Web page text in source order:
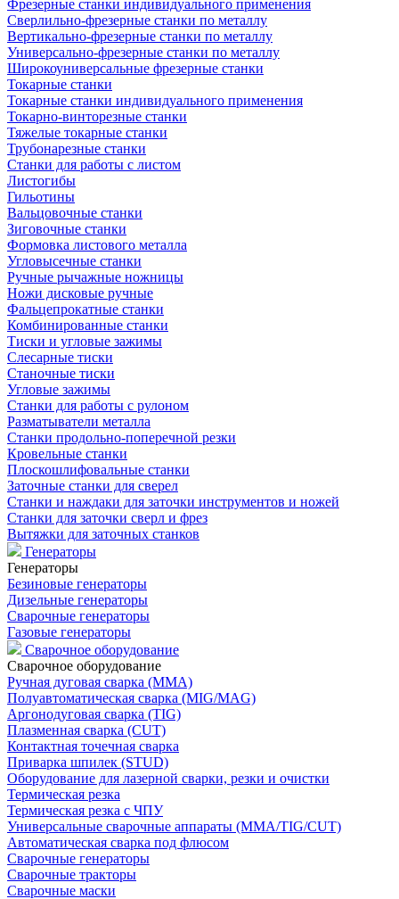
Фрезерные станки индивидуального применения
Сверлильно-фрезерные станки по металлу
Вертикально-фрезерные станки по металлу
Универсально-фрезерные станки по металлу
Широкоуниверсальные фрезерные станки
Токарные станки
Токарные станки индивидуального применения
Токарно-винторезные станки
Тяжелые токарные станки
Трубонарезные станки
Станки для работы с листом
Листогибы
Гильотины
Вальцовочные станки
Зиговочные станки
Формовка листового металла
Угловысечные станки
Ручные рычажные ножницы
Ножи дисковые ручные
Фальцепрокатные станки
Комбинированные станки
Тиски и угловые зажимы
Слесарные тиски
Станочные тиски
Угловые зажимы
Станки для работы с рулоном
Разматыватели металла
Станки продольно-поперечной резки
Кровельные станки
Плоскошлифовальные станки
Заточные станки для сверел
Станки и наждаки для заточки инструментов и ножей
Станки для заточки сверл и фрез
Вытяжки для заточных станков
Генераторы
Генераторы
Безиновые генераторы
Дизельные генераторы
Сварочные генераторы
Газовые генераторы
Сварочное оборудование
Сварочное оборудование
Ручная дуговая сварка (MMA)
Полуавтоматическая сварка (MIG/MAG)
Аргонодуговая сварка (TIG)
Плазменная сварка (CUT)
Контактная точечная сварка
Приварка шпилек (STUD)
Оборудование для лазерной сварки, резки и очистки
Термическая резка
Термическая резка с ЧПУ
Универсальные сварочные аппараты (MMA/TIG/CUT)
Автоматическая сварка под флюсом
Сварочные генераторы
Сварочные тракторы
Сварочные маски